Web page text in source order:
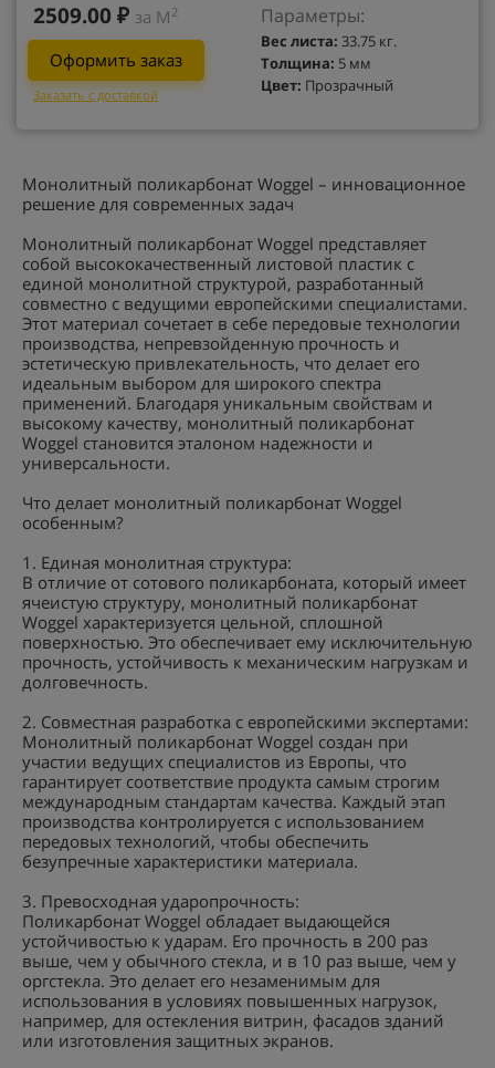
2509.00 ₽ за М 2
Оформить заказ
Заказать с доставкой
Параметры:
Вес листа: 33.75 кг.
Толщина: 5 мм
Цвет: Прозрачный
Монолитный поликарбонат Woggel – инновационное
решение для современных задач
Монолитный поликарбонат Woggel представляет
собой высококачественный листовой пластик с
единой монолитной структурой, разработанный
совместно с ведущими европейскими специалистами.
Этот материал сочетает в себе передовые технологии
производства, непревзойденную прочность и
эстетическую привлекательность, что делает его
идеальным выбором для широкого спектра
применений. Благодаря уникальным свойствам и
высокому качеству, монолитный поликарбонат
Woggel становится эталоном надежности и
универсальности.
Что делает монолитный поликарбонат Woggel
особенным?
1. Единая монолитная структура:
В отличие от сотового поликарбоната, который имеет
ячеистую структуру, монолитный поликарбонат
Woggel характеризуется цельной, сплошной
поверхностью. Это обеспечивает ему исключительную
прочность, устойчивость к механическим нагрузкам и
долговечность.
2. Совместная разработка с европейскими экспертами:
Монолитный поликарбонат Woggel создан при
участии ведущих специалистов из Европы, что
гарантирует соответствие продукта самым строгим
международным стандартам качества. Каждый этап
производства контролируется с использованием
передовых технологий, чтобы обеспечить
безупречные характеристики материала.
3. Превосходная ударопрочность:
Поликарбонат Woggel обладает выдающейся
устойчивостью к ударам. Его прочность в 200 раз
выше, чем у обычного стекла, и в 10 раз выше, чем у
оргстекла. Это делает его незаменимым для
использования в условиях повышенных нагрузок,
например, для остекления витрин, фасадов зданий
или изготовления защитных экранов.